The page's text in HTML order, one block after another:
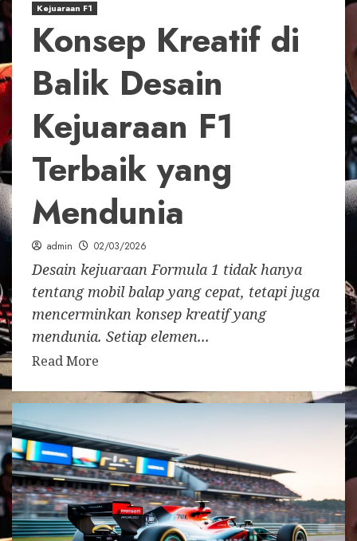
Kejuaraan F1
Konsep Kreatif di
Balik Desain
Kejuaraan F1
Terbaik yang
Mendunia
admin 02/03/2026
Desain kejuaraan Formula 1 tidak hanya
tentang mobil balap yang cepat, tetapi juga
mencerminkan konsep kreatif yang
mendunia. Setiap elemen...
Read More